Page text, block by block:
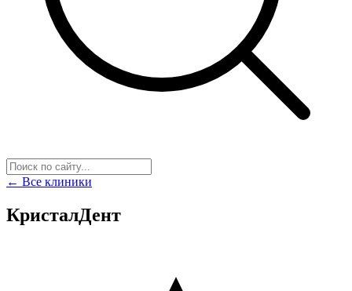
← Все клиники
КристалДент